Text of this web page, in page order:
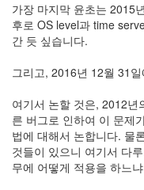
가장 마지막 윤초는 2015
후로 OS level과 time
간 듯 싶습니다.
그리고, 2016년 12월 31
여기서 논할 것은, 2012
른 버그로 인하여 이 문제
법에 대해서 논합니다. 물
것들이 있으니 여기서 다
무에 어떻게 적용을 하느
안
녕
리
눅
스
AnNyung